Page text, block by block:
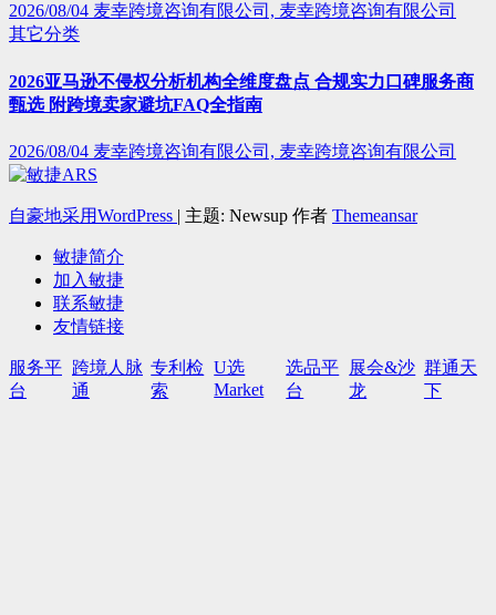
2026/08/04 麦幸跨境咨询有限公司, 麦幸跨境咨询有限公司
其它分类
2026亚马逊不侵权分析机构全维度盘点 合规实力口碑服务商
甄选 附跨境卖家避坑FAQ全指南
2026/08/04 麦幸跨境咨询有限公司, 麦幸跨境咨询有限公司
自豪地采用WordPress | 主题: Newsup 作者 Themeansar
敏捷简介
加入敏捷
联系敏捷
友情链接
服务平
台
跨境人脉
通
专利检
索
U选
Market
选品平
台
展会&沙
龙
群通天
下